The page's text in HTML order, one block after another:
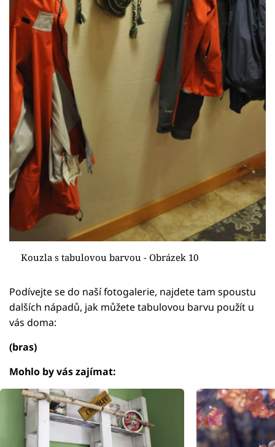
Kouzla s tabulovou barvou - Obrázek 10
Podívejte se do naší fotogalerie, najdete tam spoustu
dalších nápadů, jak můžete tabulovou barvu použít u
vás doma:
(bras)
Mohlo by vás zajímat: